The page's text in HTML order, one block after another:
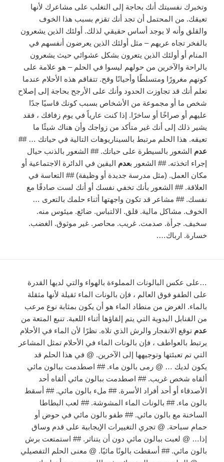
وتخبرك نفسيتك أنك بحاجة إلى التغلب على مشاعرك لأنها
تعيقك. من المحتمل أن تجد أنك تقزم بسبب هذا الخوف
والقلق وأنه لا يوجد أساس حقيقي لذلك. أولئك الذين يشعرون
بالفخر تجاه عريهم – مثل أولئك الذين يعرضون أنفسهم في
المنام أو أولئك الذين يتعرون بشكل عشوائي حيث يشعرون
بالراحة والآخرين من حولهم ليسوا في الحلم – هو علامة على
كونهم مغرورًا ومتسلطًا وأحيانًا وقح. تتفاقم هذه الأحلام عندما
تعلم أنك قد تجاوزت الحدود وأنك على الأرجح بحاجة إلى إصلاح
شخص ما أو مجموعة من الأشخاص بسبب كونك قاسيًا جدًا
عليهم أو صراخًا أو ساخرًا. إذا كنت عارياً في يوم زفافك ، فقد
يشير ذلك إلى أنك غير متأكد من زواجك وأن هناك شيئًا ما
تعيقه. هذا الحلم مرتبط بالسيناريوهات التالية في حياتك … ##
عدم الشعور بالسيطرة على حياتك. ## الشعور بالذنب حيال
إجراء اتخذته. ## الشعور بعدم اليقين في الدائرة الاجتماعية أو
مكان العمل. (مثل مدرسة جديدة أو وظيفة) ## التعاسة في
العلاقة. ## الشعور بأنك تخفي نفسك أو أنك لست صادقًا مع
نفسك. ## مشاعر قد تكون واجهتها أثناء حلمك بالتعرى …
الخوف. مشاكل مالية. قلق. الالتباس. ضائع. ميئوس منه.
سخيف. جرأة. صدمت. غريب. محاصر. غير موثوق. الغضب.
خسارة. ارباك….
…على عكس البالونات المملوءة بالهواء والتي لديها القدرة
على الطفو فوق العالم ، فإن بالونات الماء ثقيلة لأنها مثقلة
بالماء. الغرض من منطاد الماء هو أن يكون بمثابة نوع مرعب
من القنابل اليدوية التي يتم إلقاؤها أثناء اللعبة. تنبع المتعة من
عدم توقع الانفجار والرش الذي تلاه. نظرًا لأن الماء في الأحلام
يرتبط بالعواطف ، فإن بالونات الماء في الأحلام تمثل المشاعر
التي تم تعبئتها وتوجيهها إلى الآخرين. @ في هذا الحلم قد
يكون لديك … @ رمى بالون ماء. ## اصطدمت ببالون مائي
ألقاه شخص غريب. ## اصطدمت ببالون مائي ألقاه أحد
الأصدقاء أو أحد أفراد الأسرة. ## ملء بالون مائي. ## أسقط
بالون ماء. ## بالونات الماء المشوشة. ## لعب البطاطا
الساخنة مع بالون مائي. ## طفو بالون مائي في حوض أو
حمام سباحة. @ تجري التغييرات الإيجابية على قدم وساق
إذا… @ لعبت ببالون مائي دون أن يتناثر. ## استمتعت برش
بالون مائي. ## أسقطت بالونًا مائيًا. @ معنى الحلم التفصيلي